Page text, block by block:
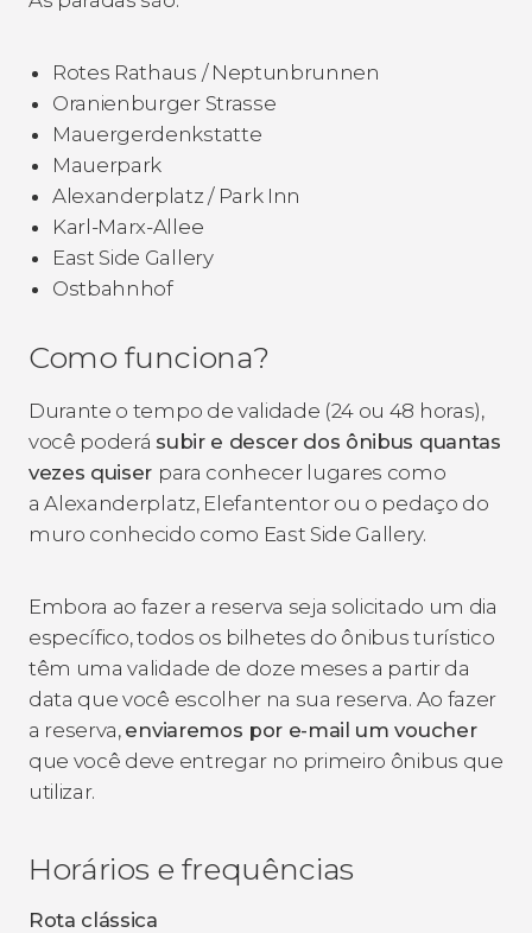
Rotes Rathaus / Neptunbrunnen
Oranienburger Strasse
Mauergerdenkstatte
Mauerpark
Alexanderplatz / Park Inn
Karl-Marx-Allee
East Side Gallery
Ostbahnhof
Como funciona?
Durante o tempo de validade (24 ou 48 horas),
você poderá subir e descer dos ônibus quantas
vezes quiser para conhecer lugares como
a Alexanderplatz, Elefantentor ou o pedaço do
muro conhecido como East Side Gallery.
Embora ao fazer a reserva seja solicitado um dia
específico, todos os bilhetes do ônibus turístico
têm uma validade de doze meses a partir da
data que você escolher na sua reserva. Ao fazer
a reserva, enviaremos por e-mail um voucher
que você deve entregar no primeiro ônibus que
utilizar.
Horários e frequências
Rota clássica